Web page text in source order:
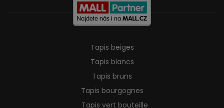
Tapis beiges
Tapis blancs
Tapis bruns
Tapis bourgognes
Tapis vert bouteille